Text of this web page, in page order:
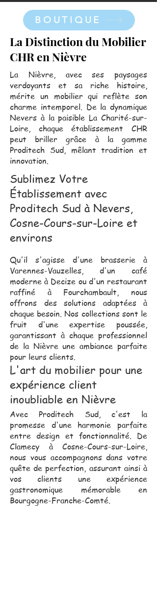
BOUTIQUE
La Distinction du Mobilier
CHR en Nièvre
La Nièvre, avec ses paysages
verdoyants et sa riche histoire,
mérite un mobilier qui reflète son
charme intemporel. De la dynamique
Nevers à la paisible La Charité-sur-
Loire, chaque établissement CHR
peut briller grâce à la gamme
Proditech Sud, mêlant tradition et
innovation.
Sublimez Votre
Établissement avec
Proditech Sud à Nevers,
Cosne-Cours-sur-Loire et
environs
Qu'il s'agisse d'une brasserie à
Varennes-Vauzelles, d'un café
moderne à Decize ou d'un restaurant
raffiné à Fourchambault, nous
offrons des solutions adaptées à
chaque besoin. Nos collections sont le
fruit d'une expertise poussée,
garantissant à chaque professionnel
de la Nièvre une ambiance parfaite
pour leurs clients.
L'art du mobilier pour une
expérience client
inoubliable en Nièvre
Avec Proditech Sud, c'est la
promesse d'une harmonie parfaite
entre design et fonctionnalité. De
Clamecy à Cosne-Cours-sur-Loire,
nous vous accompagnons dans votre
quête de perfection, assurant ainsi à
vos clients une expérience
gastronomique mémorable en
Bourgogne-Franche-Comté.